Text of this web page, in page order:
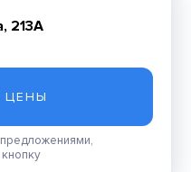
213А
ЦЕНЫ